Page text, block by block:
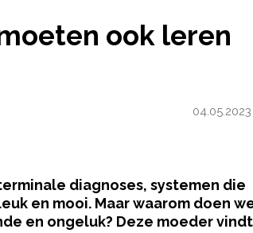
ook leren
diagnoses, systemen die
en mooi. Maar waarom doen
en ongeluk? Deze moeder